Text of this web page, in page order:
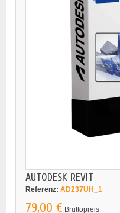
AUTODESK REVIT
Referenz: AD237UH_1
79,00 € Bruttopreis